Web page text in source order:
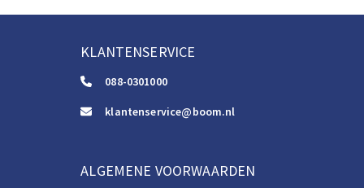
KLANTENSERVICE
088-0301000
klantenservice@boom.nl
ALGEMENE VOORWAARDEN